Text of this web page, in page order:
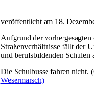
veröffentlicht am 18.
Aufgrund der vorhergesagten
Straßenverhältnisse fällt der
und berufsbildenden Schulen
Die Schulbusse fahren nicht.
Wesermarsch)